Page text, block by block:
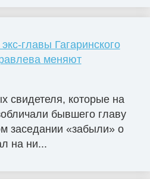
главы Гагаринского
меняют
свидетеля, которые на
бывшего главу
заседании «забыли» о
на ни...